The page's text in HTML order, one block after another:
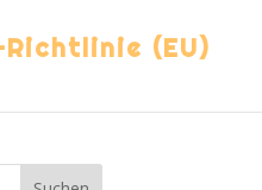
(EU)